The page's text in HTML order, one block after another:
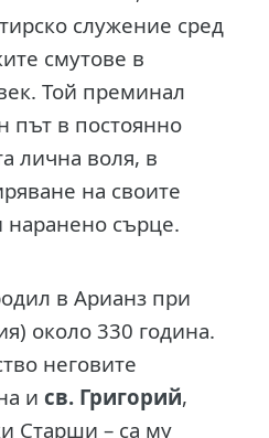
служение сред
смутове в
Той преминал
път в постоянно
лична воля, в
на своите
наранено сърце.
в Арианз при
около 330 година.
неговите
исв. Григорий,
Старши – са му